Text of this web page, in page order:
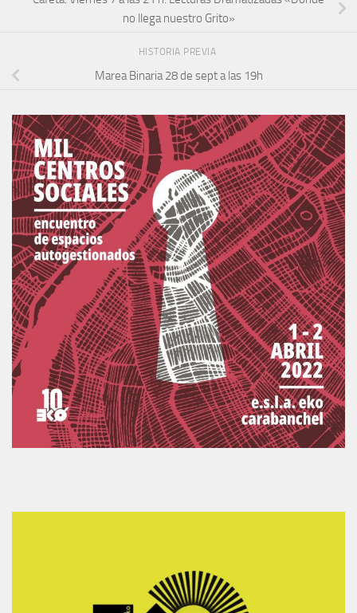
no llega nuestro Grito»
HISTORIA PREVIA
Marea Binaria 28 de sept a las 19h